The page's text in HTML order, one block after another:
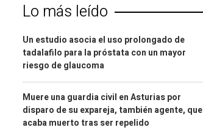
Lo más leído
Un estudio asocia el uso prolongado de
tadalafilo para la próstata con un mayor
riesgo de glaucoma
Muere una guardia civil en Asturias por
disparo de su expareja, también agente, que
acaba muerto tras ser repelido